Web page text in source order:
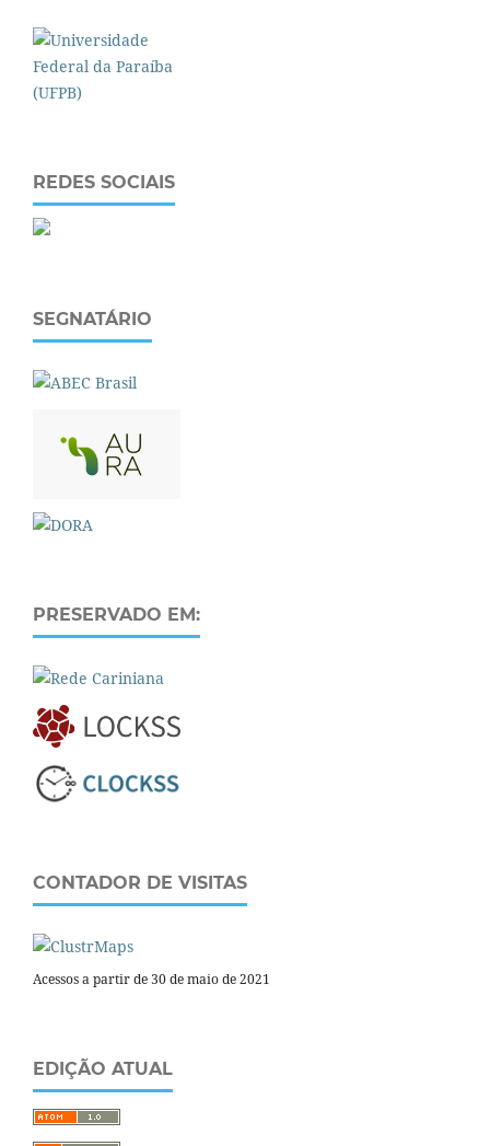
REDES SOCIAIS
SEGNATÁRIO
PRESERVADO EM:
CONTADOR DE VISITAS
Acessos a partir de 30 de maio de 2021
EDIÇÃO ATUAL